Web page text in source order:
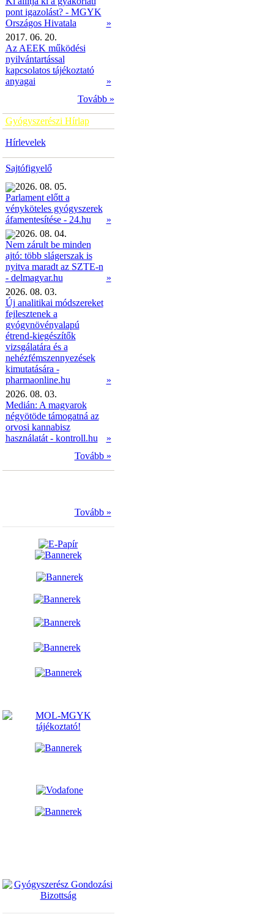
pont igazolást? - MGYK
Országos Hivatala
»
2017. 06. 20.
Az AEEK működési
nyilvántartással
kapcsolatos tájékoztató
anyagai
»
Tovább »
Gyógyszerészi Hírlap
Hírlevelek
Sajtófigyelő
2026. 08. 05.
Parlament előtt a
vényköteles gyógyszerek
áfamentesítése - 24.hu
»
2026. 08. 04.
Nem zárult be minden
ajtó: több slágerszak is
nyitva maradt az SZTE-n
- delmagyar.hu
»
2026. 08. 03.
Új analitikai módszereket
fejlesztenek a
gyógynövényalapú
étrend-kiegészítők
vizsgálatára és a
nehézfémszennyezések
kimutatására -
pharmaonline.hu
»
2026. 08. 03.
Medián: A magyarok
négyötöde támogatná az
orvosi kannabisz
használatát - kontroll.hu
»
Tovább »
Tovább »